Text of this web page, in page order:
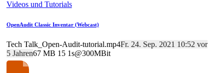
Videos und Tutorials
OpenAudit Classic Inventar (Webcast)
Tech Talk_Open-Audit-tutorial.mp4Fr. 24. Sep. 2021 10:52 vor
5 Jahren67 MB 151s@300MBit